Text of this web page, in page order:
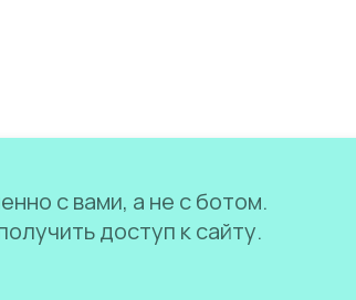
с вами, а не с ботом.
доступ к сайту.